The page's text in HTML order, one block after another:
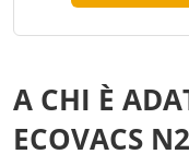
A CHI È
ECOVACS